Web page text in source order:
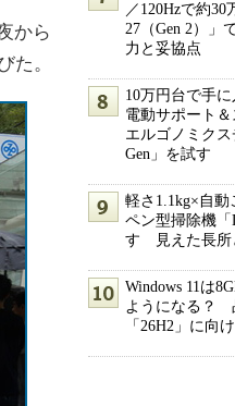
から
た。
／120Hzで約30
27（Gen 2）」
力と妥協点
10万円台で手
電動サポート
エルゴノミク
Gen」を試す
軽さ1.1kg×自
ペン型掃除機「
す 見えた長所
Windows 11は
ようになる？
「26H2」に向